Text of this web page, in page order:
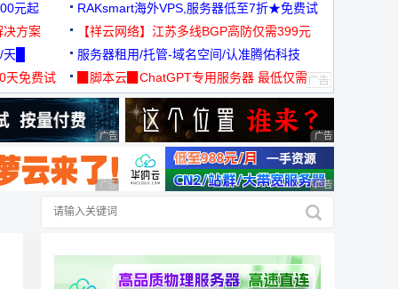
用★
元起
RAKsmart海外VPS,服务器低至7折★免费试
用★
决方案
【祥云网络】江苏多线BGP高防仅需399元
█
服务器租用/托管-域名空间/认准腾佑科技
免费试
▉脚本云▉ChatGPT专用服务器 最低仅需
19元/月
广告 商业广告，理性选择 广告 商业广告，理
广告 商业广告，理性选择 广告 商业广告，理